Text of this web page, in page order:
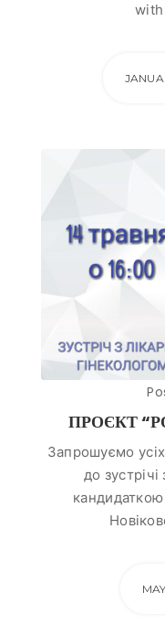
with
ПРОЄКТ
Запрошуємо
до